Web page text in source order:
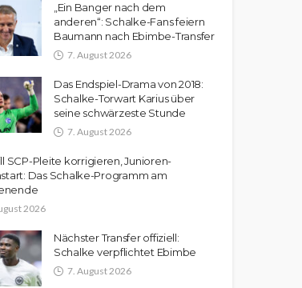
„Ein Banger nach dem
anderen“: Schalke-Fans feiern
Baumann nach Ebimbe-Transfer
7. August 2026
Das Endspiel-Drama von 2018:
Schalke-Torwart Karius über
seine schwärzeste Stunde
7. August 2026
SCP-Pleite korrigieren, Junioren-
Das Schalke-Programm am
2026
Nächster Transfer offiziell:
Schalke verpflichtet Ebimbe
7. August 2026